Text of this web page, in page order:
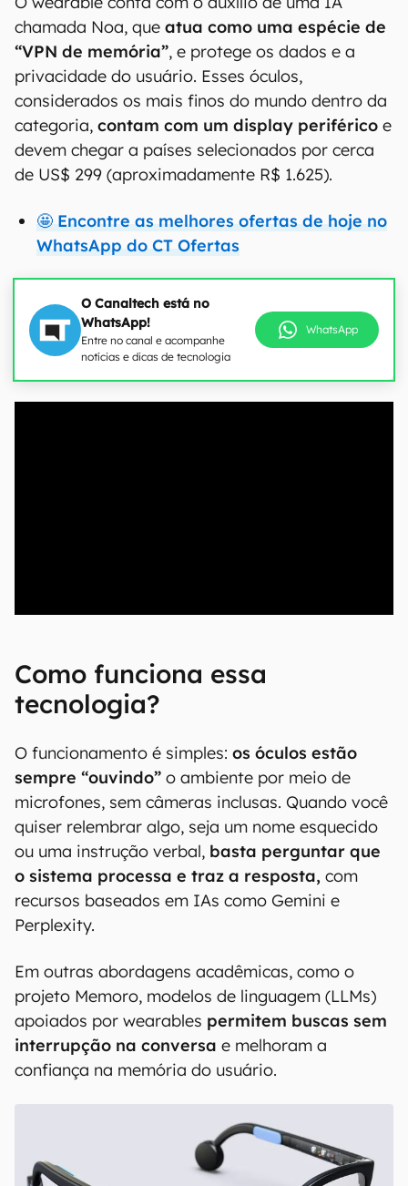
chamada Noa, que atua como uma espécie de
“VPN de memória”, e protege os dados e a
privacidade do usuário. Esses óculos,
considerados os mais finos do mundo dentro da
categoria, contam com um display periférico e
devem chegar a países selecionados por cerca
de US$ 299 (aproximadamente R$ 1.625).
🤩 Encontre as melhores ofertas de hoje no
WhatsApp do CT Ofertas
O Canaltech está no
WhatsApp!
Entre no canal e acompanhe
notícias e dicas de tecnologia
WhatsApp
Como funciona essa
tecnologia?
O funcionamento é simples: os óculos estão
sempre “ouvindo” o ambiente por meio de
microfones, sem câmeras inclusas. Quando você
quiser relembrar algo, seja um nome esquecido
ou uma instrução verbal, basta perguntar que
o sistema processa e traz a resposta, com
recursos baseados em IAs como Gemini e
Perplexity.
Em outras abordagens acadêmicas, como o
projeto Memoro, modelos de linguagem (LLMs)
apoiados por wearables permitem buscas sem
interrupção na conversa e melhoram a
confiança na memória do usuário.